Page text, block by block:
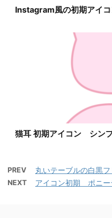
Instagram風の初期アイ
猫耳 初期アイコン シン
PREV 丸いテーブルの白黒
NEXT アイコン初期 ポニ